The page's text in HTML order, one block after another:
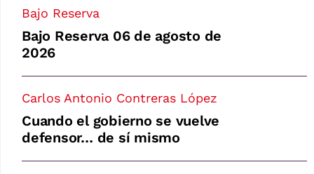
Bajo Reserva
Bajo Reserva 06 de agosto de
2026
Carlos Antonio Contreras López
Cuando el gobierno se vuelve
defensor… de sí mismo